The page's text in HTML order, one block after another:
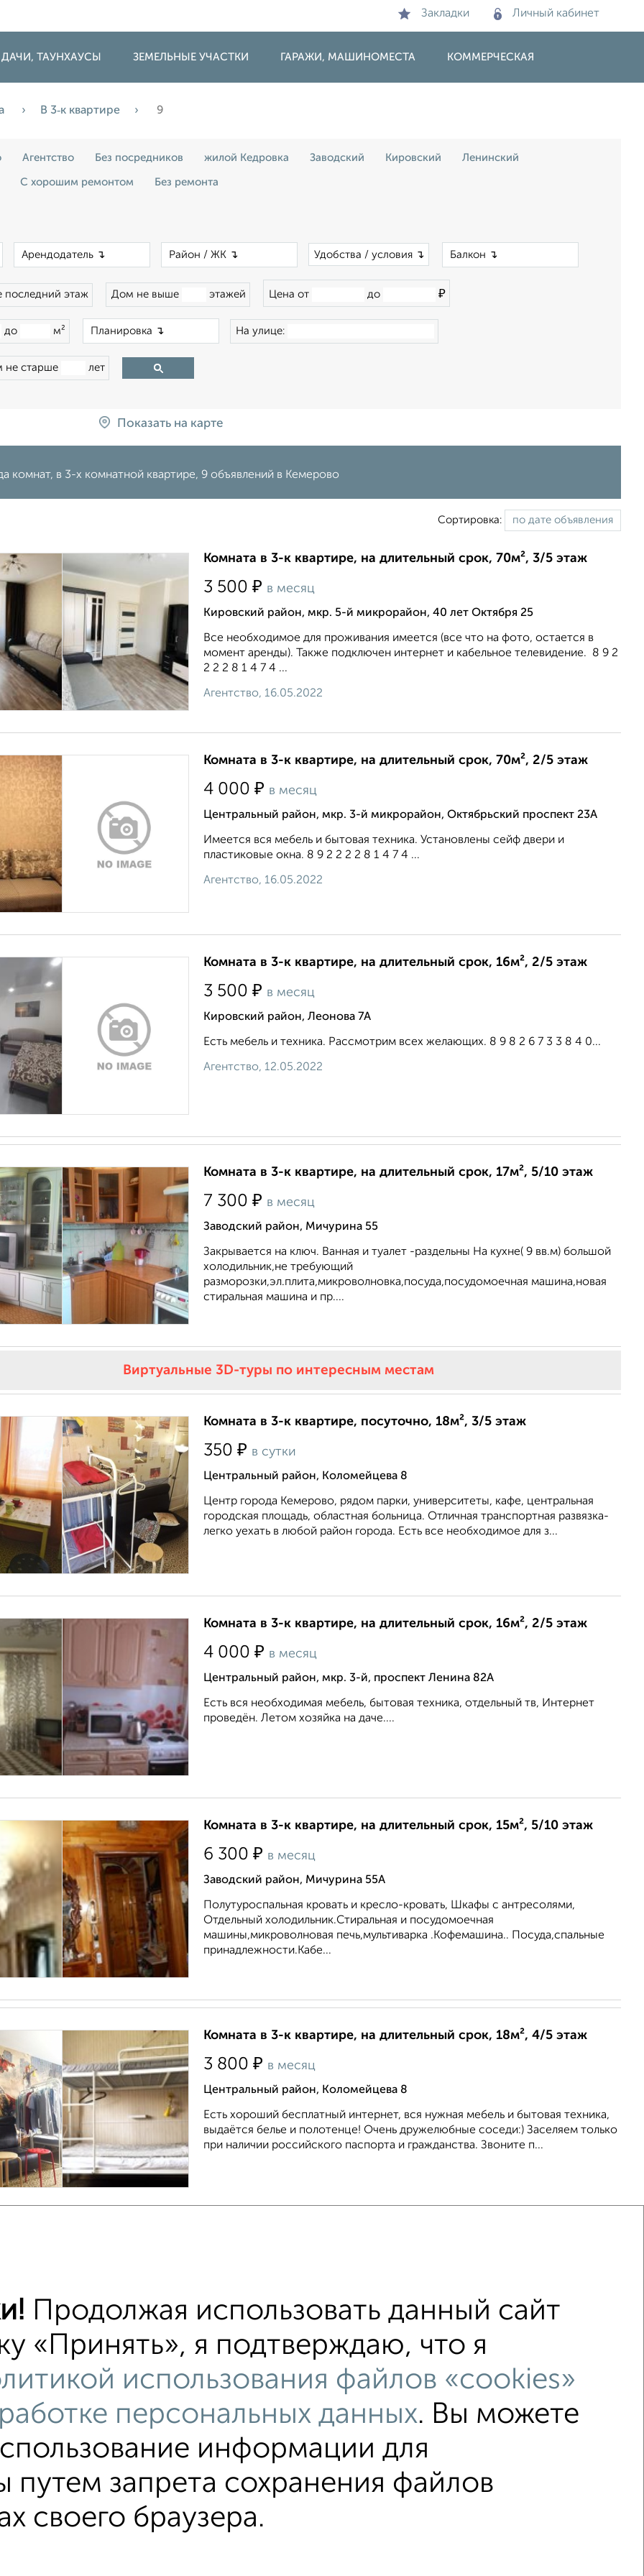
Закладки Личный кабинет
ТАУНХАУСЫ ЗЕМЕЛЬНЫЕ УЧАСТКИ ГАРАЖИ, МАШИНОМЕСТА КОММЕРЧЕСКАЯ
В 3‑к квартире 9
Агентство Без посредников жилой Кедровка Заводский Кировский Ленинский
С хорошим ремонтом Без ремонта
Удобства / условия ↴
этаж Дом не выше этажей Цена от до ₽
до м² На улице:
не старше лет
Показать на карте
комнат, в 3-х комнатной квартире, 9 объявлений в Кемерово
Сортировка:
Комната в 3-к квартире, на длительный срок, 70м², 3/5 этаж
3 500 ₽ в месяц
Кировский район, мкр. 5-й микрорайон, 40 лет Октября 25
Все необходимое для проживания имеется (все что на фото, остается в
момент аренды). Также подключен интернет и кабельное телевидение. 8 9 2
2 2 2 8 1 4 7 4 ...
Агентство, 16.05.2022
Комната в 3-к квартире, на длительный срок, 70м², 2/5 этаж
4 000 ₽ в месяц
Центральный район, мкр. 3-й микрорайон, Октябрьский проспект 23А
Имеется вся мебель и бытовая техника. Установлены сейф двери и
пластиковые окна. 8 9 2 2 2 2 8 1 4 7 4 ...
Агентство, 16.05.2022
Комната в 3-к квартире, на длительный срок, 16м², 2/5 этаж
3 500 ₽ в месяц
Кировский район, Леонова 7А
Есть мебель и техника. Рассмотрим всех желающих. 8 9 8 2 6 7 3 3 8 4 0...
Агентство, 12.05.2022
Комната в 3-к квартире, на длительный срок, 17м², 5/10 этаж
7 300 ₽ в месяц
Заводский район, Мичурина 55
Закрывается на ключ. Ванная и туалет -раздельны На кухне( 9 вв.м) большой
холодильник,не требующий
разморозки,эл.плита,микроволновка,посуда,посудомоечная машина,новая
стиральная машина и пр....
Виртуальные 3D-туры по интересным местам
Комната в 3-к квартире, посуточно, 18м², 3/5 этаж
350 ₽ в сутки
Центральный район, Коломейцева 8
Центр города Кемерово, рядом парки, университеты, кафе, центральная
городская площадь, областная больница. Отличная транспортная развязка-
легко уехать в любой район города. Есть все необходимое для з...
Комната в 3-к квартире, на длительный срок, 16м², 2/5 этаж
4 000 ₽ в месяц
Центральный район, мкр. 3-й, проспект Ленина 82А
Есть вся необходимая мебель, бытовая техника, отдельный тв, Интернет
проведён. Летом хозяйка на даче....
Комната в 3-к квартире, на длительный срок, 15м², 5/10 этаж
6 300 ₽ в месяц
Заводский район, Мичурина 55А
Полутуроспальная кровать и кресло-кровать, Шкафы с антресолями,
Отдельный холодильник.Стиральная и посудомоечная
машины,микроволновая печь,мультиварка .Кофемашина.. Посуда,спальные
принадлежности.Кабе...
Комната в 3-к квартире, на длительный срок, 18м², 4/5 этаж
3 800 ₽ в месяц
Центральный район, Коломейцева 8
Есть хороший бесплатный интернет, вся нужная мебель и бытовая техника,
выдаётся белье и полотенце! Очень дружелюбные соседи:) Заселяем только
при наличии российского паспорта и гражданства. Звоните п...
Диван, шкаф - купе, стол, отдельный тв и холодильник, а так же
проведён....
Без посредников
Продолжая использовать данный сайт
«Принять», я подтверждаю, что я
использования файлов «cookies»
персональных данных. Вы можете
информации для
путем запрета сохранения файлов
своего браузера.